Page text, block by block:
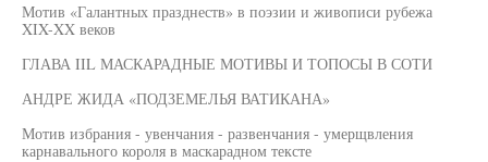
Мотив «Галантных празднеств» в поэзии и живописи рубежа
XIX-XX веков
ГЛАВА IIL МАСКАРАДНЫЕ МОТИВЫ И ТОПОСЫ В СОТИ
АНДРЕ ЖИДА «ПОДЗЕМЕЛЬЯ ВАТИКАНА»
Мотив избрания - увенчания - развенчания - умерщвления
карнавального короля в маскарадном тексте